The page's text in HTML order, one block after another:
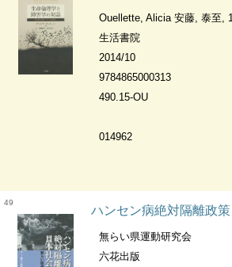
Ouellette, Alicia 安藤, 泰至,
生活書院
2014/10
9784865000313
490.15-OU
014962
49
ハンセン病絶対隔離政策と日本
無らい県運動研究会
六花出版